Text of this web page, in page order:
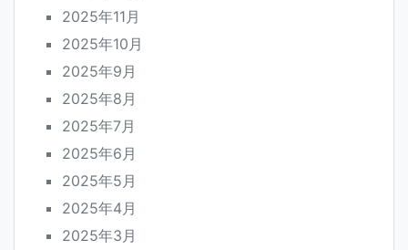
2025年11月
2025年10月
2025年9月
2025年8月
2025年7月
2025年6月
2025年5月
2025年4月
2025年3月